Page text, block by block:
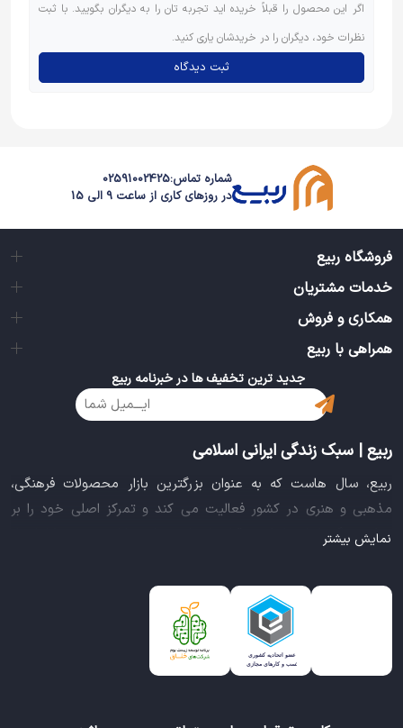
اگر این محصول را قبلاً خریده اید تجربه تان را به دیگران بگویید. با ثبت
نظرات خود، دیگران را در خریدشان یاری کنید.
ثبت دیدگاه
شماره تماس:02591002425
در روزهای کاری از ساعت 9 الی 15
فروشگاه ربیع
خدمات مشتریان
همکاری و فروش
همراهی با ربیع
جدید ترین تخفیف ها در خبرنامه ربیع
ربیع | سبک زندگی ایرانی اسلامی
ربیع، سال هاست که به عنوان بزرگترین بازار محصولات فرهنگی،
مذهبی و هنری در کشور فعالیت می کند و تمرکز اصلی خود را بر
سبک زندگی ایرانی اسلامی قرار داده است. این بازار مجموعه کاملی از
شما را برای خرید اینترنتی کالاهای فرهنگی، مذهبی و هنری برآورده
ایده خلاقانه عرضه محصولات فرهنگی در بستر اینترنت باعث شد تا
ربیع، علاوه بر داشتن نماد اعتماد الکترونیکی و مجوز سازمان صنفی
نمایش بیشتر